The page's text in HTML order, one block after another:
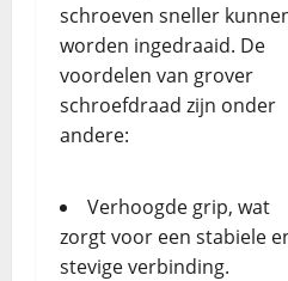
schroeven sneller
worden ingedraaid. De
voordelen van grover
schroefdraad zijn onder
andere:
Verhoogde grip, wat
zorgt voor een stabiele
stevige verbinding.